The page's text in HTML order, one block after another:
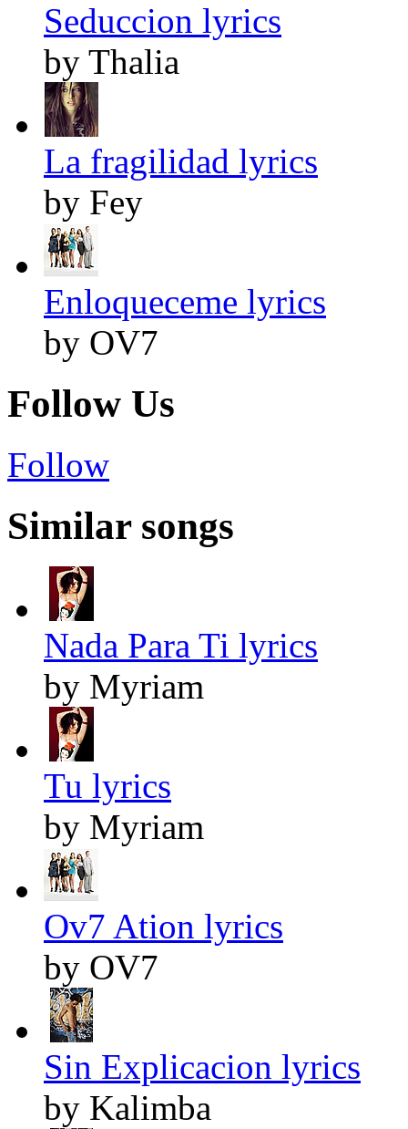
Seduccion lyrics
by Thalia
La fragilidad lyrics
by Fey
Enloqueceme lyrics
by OV7
Follow Us
Follow
Similar songs
Nada Para Ti lyrics
by Myriam
Tu lyrics
by Myriam
Ov7 Ation lyrics
by OV7
Sin Explicacion lyrics
by Kalimba